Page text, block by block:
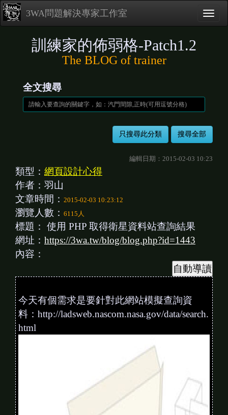
3WA問題解決專家工作室
訓練家的佈弱格-Patch1.2
The BLOG of trainer
全文搜尋
編輯日期：2015-02-03 10:23
類型： 網頁設計心得
作者：羽山
文章時間： 2015-02-03 10:23:12
瀏覽人數： 6115人
標題： 使用 PHP 取得衛星資料站查詢結果
網址： https://3wa.tw/blog/blog.php?id=1443
內容：
今天有個需求是要針對此網站模擬查詢資
料：http://ladsweb.nascom.nasa.gov/data/search.
html